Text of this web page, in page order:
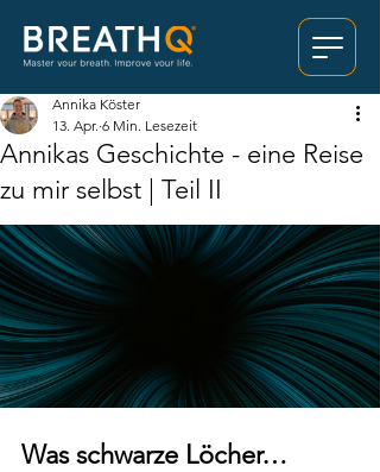
Annikas Geschichte - eine Reise
zu mir selbst | Teil II
Annika Köster
13. Apr. 6 Min. Lesezeit
Was schwarze Löcher…